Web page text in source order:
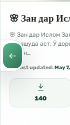
🌸 Зан дар
🌸 Зан дар Ислом
ҳифзшуда аст. Ӯ
замон…
Last updated:May
140